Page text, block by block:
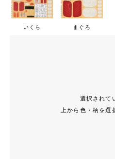
いくら まぐろ
選択されて
上から色・柄を選